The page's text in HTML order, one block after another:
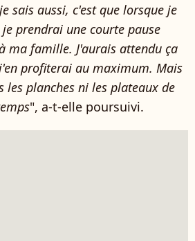
sais aussi, c'est que lorsque je
prendrai une courte pause
ma famille. J'aurais attendu ça
profiterai au maximum. Mais
les planches ni les plateaux de
", a-t-elle poursuivi.